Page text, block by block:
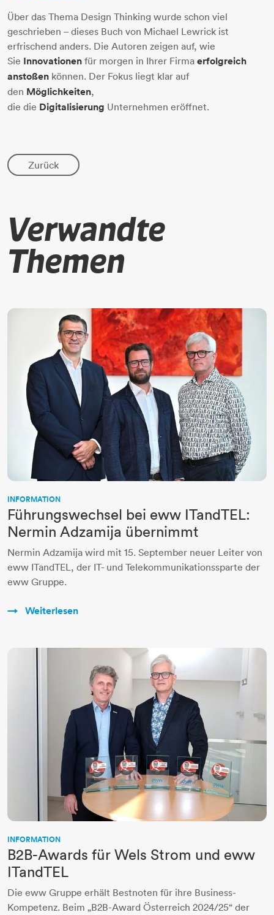
Über das Thema Design Thinking wurde schon viel
geschrieben – dieses Buch von Michael Lewrick ist
erfrischend anders. Die Autoren zeigen auf, wie
Sie Innovationen für morgen in Ihrer Firma erfolgreich
anstoßen können. Der Fokus liegt klar auf
den Möglichkeiten,
die die Digitalisierung Unternehmen eröffnet.
Zurück
Verwandte
Themen
INFORMATION
Führungswechsel bei eww ITandTEL:
Nermin Adzamija übernimmt
Nermin Adzamija wird mit 15. September neuer Leiter von
eww ITandTEL, der IT- und Telekommunikationssparte der
eww Gruppe.
Weiterlesen
INFORMATION
B2B-Awards für Wels Strom und eww
ITandTEL
Die eww Gruppe erhält Bestnoten für ihre Business-
Kompetenz. Beim „B2B-Award Österreich 2024/25“ der